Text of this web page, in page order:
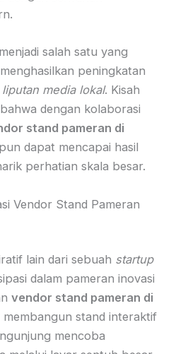
salah satu yang
peningkatan
liputan media lokal. Kisah
dengan kolaborasi
stand pameran di
dapat mencapai hasil
perhatian skala besar.
Vendor Stand Pameran
lain dari sebuah startup
dalam pameran inovasi
vendor stand pameran di
membangun stand interaktif
mencoba